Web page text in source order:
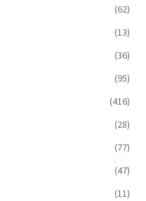
(62)
(13)
(36)
(95)
(416)
(28)
(77)
(47)
(11)